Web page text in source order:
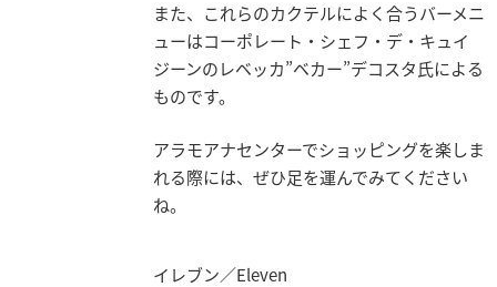
また、これらのカクテルによく合うバーメニ
ューはコーポレート・シェフ・デ・キュイ
ジーンのレベッカ”ベカー”デコスタ氏による
ものです。
アラモアナセンターでショッピングを楽しま
れる際には、ぜひ足を運んでみてください
ね。
イレブン／Eleven